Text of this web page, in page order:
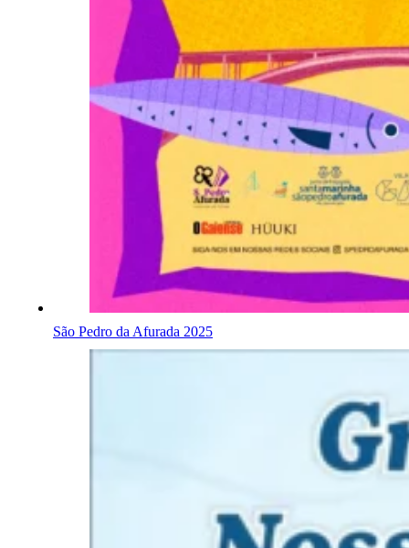
São Pedro da Afurada 2025